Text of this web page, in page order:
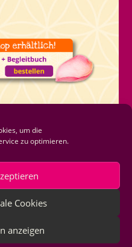
um die
zu optimieren.
Cookies
anzeigen
| Impressum
|Cookie-